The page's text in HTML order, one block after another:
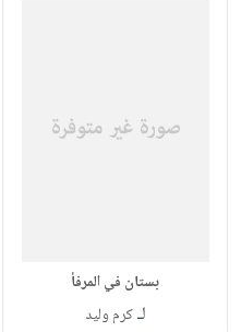
بستان في المرفأ
لـكرم وليد